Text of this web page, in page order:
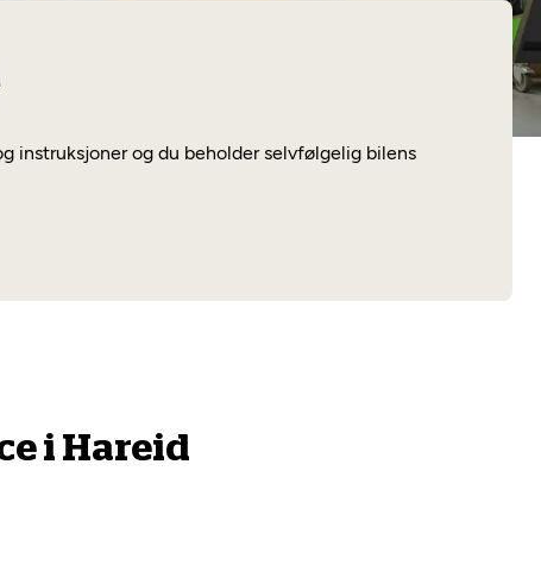
instruksjoner og du beholder selvfølgelig bilens
i Hareid